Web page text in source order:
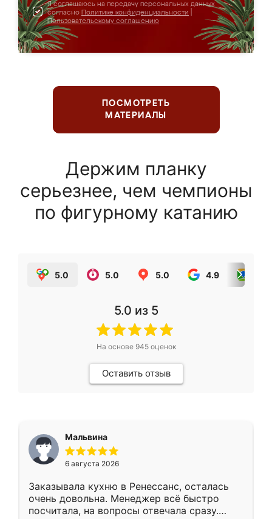
Я соглашаюсь на передачу персональных данных
согласно Политике конфиденциальности
Пользовательскому соглашению
ПОСМОТРЕТЬ
МАТЕРИАЛЫ
Держим планку
серьезнее, чем чемпионы
по фигурному катанию
5.0 5.0 5.0 4.9
5.0 из 5
На основе 945оценок
Оставить отзыв
Мальвина
6 августа 2026
Заказывала кухню в Ренессанс, осталась
очень довольна. Менеджер всё быстро
посчитала, на вопросы отвечала сразу.